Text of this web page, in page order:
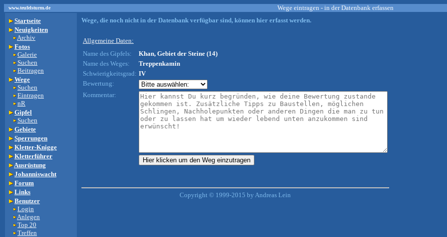
www.teufelsturm.de Wege eintragen - in der Datenbank erfassen
Startseite
Neuigkeiten
Archiv
Fotos
Galerie
Suchen
Beitragen
Wege
Suchen
Eintragen
nR
Gipfel
Suchen
Gebiete
Sperrungen
Kletter-Knigge
Kletterführer
Ausrüstung
Johanniswacht
Forum
Links
Benutzer
Login
Anlegen
Top 20
Treffen
Wege, die noch nicht in der Datenbank verfügbar sind, können hier erfasst werden.
Allgemeine Daten:
Name des Gipfels:
Khan, Gebiet der Steine (14)
Name des Weges:
Treppenkamin
Schwierigkeitsgrad: IV
Bewertung:
Kommentar:
Copyright © 1999-2015 by Andreas Lein